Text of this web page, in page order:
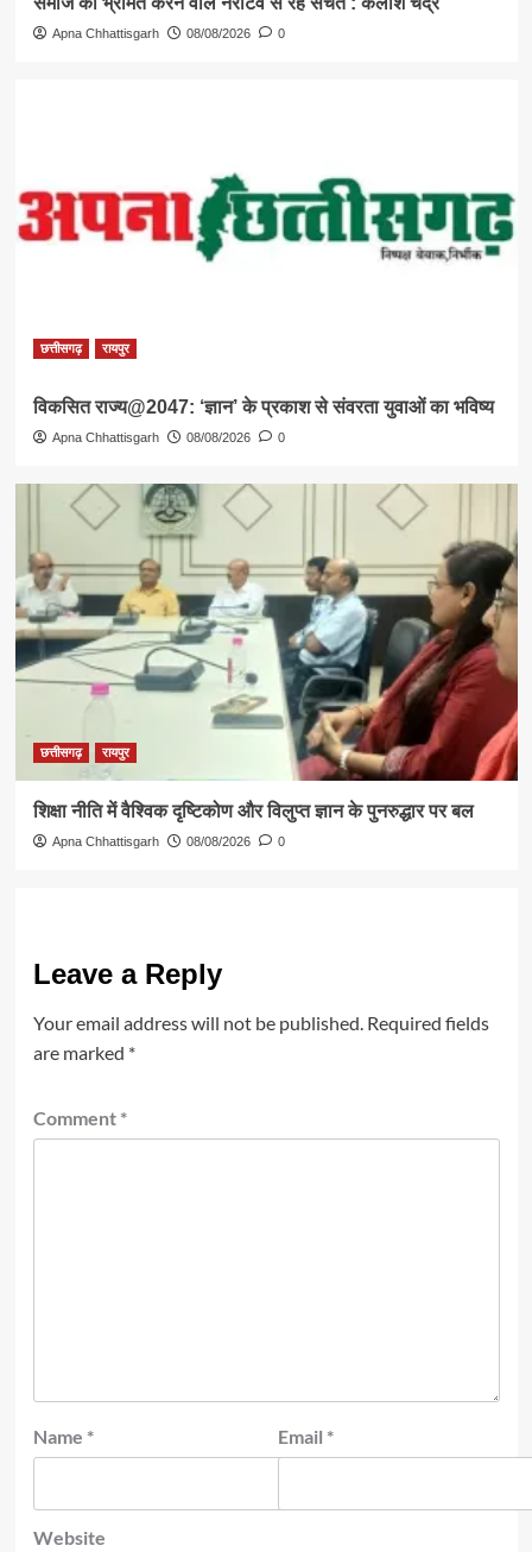
Apna Chhattisgarh 08/08/2026 0
छत्तीसगढ़ रायपुर
विकसित राज्य@2047: ‘ज्ञान’ के प्रकाश से संवरता युवाओं का भविष्य
Apna Chhattisgarh 08/08/2026 0
छत्तीसगढ़ रायपुर
शिक्षा नीति में वैश्विक दृष्टिकोण और विलुप्त ज्ञान के पुनरुद्धार पर बल
Apna Chhattisgarh 08/08/2026 0
Leave a Reply
Your email address will not be published. Required fields
are marked *
Comment *
Name * Email *
Website